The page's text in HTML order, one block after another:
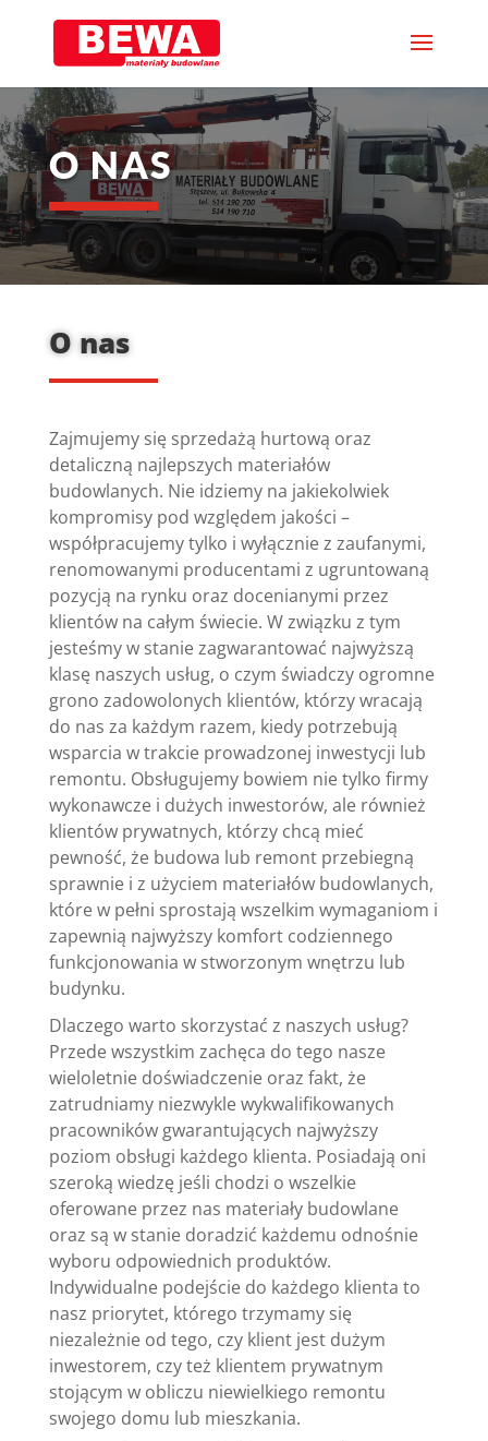
O NAS
O nas
Zajmujemy się sprzedażą hurtową oraz
detaliczną najlepszych materiałów
budowlanych. Nie idziemy na jakiekolwiek
kompromisy pod względem jakości –
współpracujemy tylko i wyłącznie z zaufanymi,
renomowanymi producentami z ugruntowaną
pozycją na rynku oraz docenianymi przez
klientów na całym świecie. W związku z tym
jesteśmy w stanie zagwarantować najwyższą
klasę naszych usług, o czym świadczy ogromne
grono zadowolonych klientów, którzy wracają
do nas za każdym razem, kiedy potrzebują
wsparcia w trakcie prowadzonej inwestycji lub
remontu. Obsługujemy bowiem nie tylko firmy
wykonawcze i dużych inwestorów, ale również
klientów prywatnych, którzy chcą mieć
pewność, że budowa lub remont przebiegną
sprawnie i z użyciem materiałów budowlanych,
które w pełni sprostają wszelkim wymaganiom i
zapewnią najwyższy komfort codziennego
funkcjonowania w stworzonym wnętrzu lub
budynku.
Dlaczego warto skorzystać z naszych usług?
Przede wszystkim zachęca do tego nasze
wieloletnie doświadczenie oraz fakt, że
zatrudniamy niezwykle wykwalifikowanych
pracowników gwarantujących najwyższy
poziom obsługi każdego klienta. Posiadają oni
szeroką wiedzę jeśli chodzi o wszelkie
oferowane przez nas materiały budowlane
oraz są w stanie doradzić każdemu odnośnie
wyboru odpowiednich produktów.
Indywidualne podejście do każdego klienta to
nasz priorytet, którego trzymamy się
niezależnie od tego, czy klient jest dużym
inwestorem, czy też klientem prywatnym
stojącym w obliczu niewielkiego remontu
swojego domu lub mieszkania.